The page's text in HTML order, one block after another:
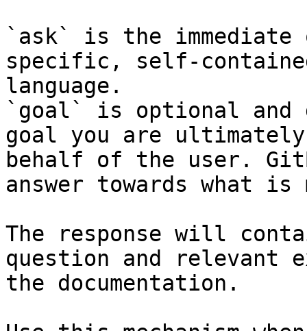
`ask` is the
specific, self-
language.
`goal` is optional and
goal you are
behalf of the user.
answer towards what
The response will
question and relevant
the documentation.